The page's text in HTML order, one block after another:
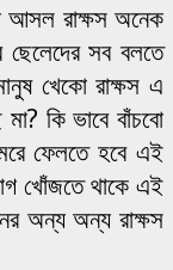
আসল রাক্ষস অনেক
সব বলতে
খেকো রাক্ষস এ
কি ভাবে বাঁচবো
ফেলতে হবে এই
খোঁজতে থাকে এই
অন্য অন্য রাক্ষস